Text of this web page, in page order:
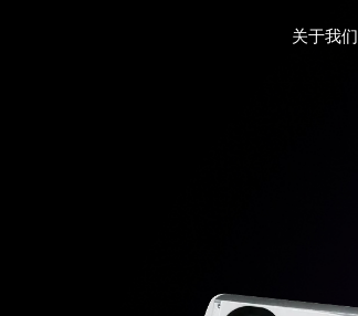
关于我们